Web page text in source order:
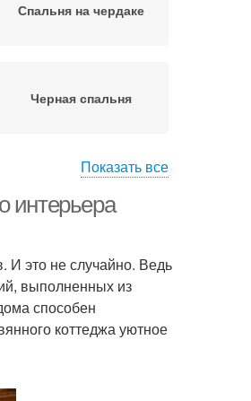
Спальня на чердаке
Черная спальня
Показать все
интерьера
И это не случайно. Ведь
выполненных из
способен
коттеджа уютное